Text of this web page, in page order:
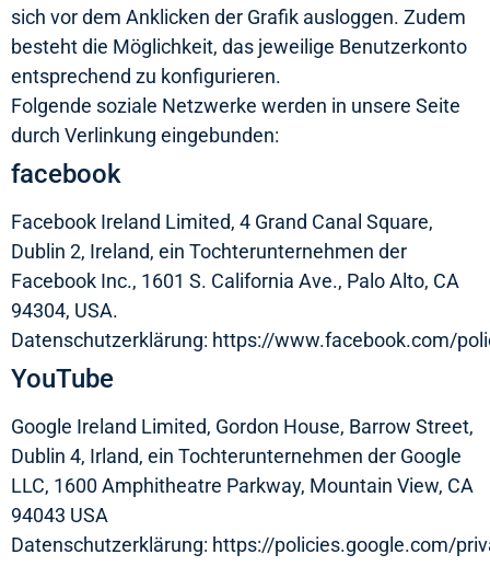
sich vor dem Anklicken der Grafik ausloggen. Zudem
besteht die Möglichkeit, das jeweilige Benutzerkonto
entsprechend zu konfigurieren.
Folgende soziale Netzwerke werden in unsere Seite
durch Verlinkung eingebunden:
facebook
Facebook Ireland Limited, 4 Grand Canal Square,
Dublin 2, Ireland, ein Tochterunternehmen der
Facebook Inc., 1601 S. California Ave., Palo Alto, CA
94304, USA.
Datenschutzerklärung: https://www.facebook.com/
YouTube
Google Ireland Limited, Gordon House, Barrow Street,
Dublin 4, Irland, ein Tochterunternehmen der Google
LLC, 1600 Amphitheatre Parkway, Mountain View, CA
94043 USA
Datenschutzerklärung: https://policies.google.com/